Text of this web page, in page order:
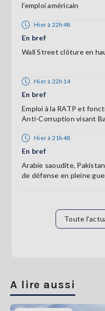
l'emploi américain
Hier à 22h48
En bref
Wall Street clôture en
Hier à 22h14
En bref
Emploi à la RATP et
Anti-Corruption visant
Hier à 21h48
En bref
Arabie saoudite,
de défense en pleine
Toute
A lire aussi